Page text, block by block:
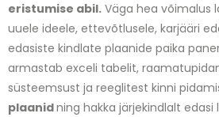
eristumise abil. Väga hea võimalus
uuele ideele, ettevõtlusele, karjääri
edasiste kindlate plaanide paika
armastab exceli tabelit,
süsteemsust ja reeglitest kinni
plaanidning hakka järjekindlalt